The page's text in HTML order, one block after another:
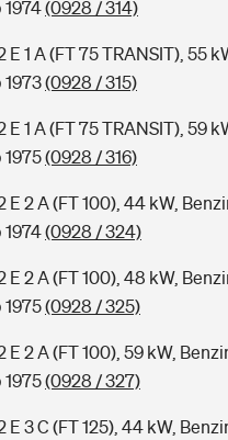
(0928 / 314)
E 1 A (FT 75 TRANSIT), 55
(0928 / 315)
E 1 A (FT 75 TRANSIT), 59
(0928 / 316)
E 2 A (FT 100), 44 kW,
(0928 / 324)
E 2 A (FT 100), 48 kW,
(0928 / 325)
E 2 A (FT 100), 59 kW,
(0928 / 327)
E 3 C (FT 125), 44 kW,